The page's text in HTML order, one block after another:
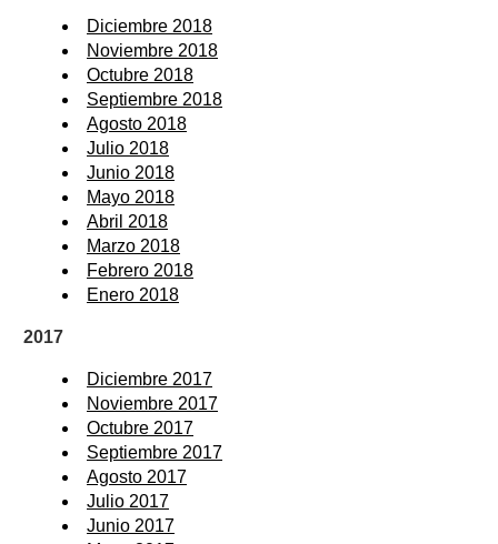
Diciembre 2018
Noviembre 2018
Octubre 2018
Septiembre 2018
Agosto 2018
Julio 2018
Junio 2018
Mayo 2018
Abril 2018
Marzo 2018
Febrero 2018
Enero 2018
2017
Diciembre 2017
Noviembre 2017
Octubre 2017
Septiembre 2017
Agosto 2017
Julio 2017
Junio 2017